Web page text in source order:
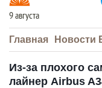
9 августа
Главная Новости
Из-за плохого
лайнер Airbus